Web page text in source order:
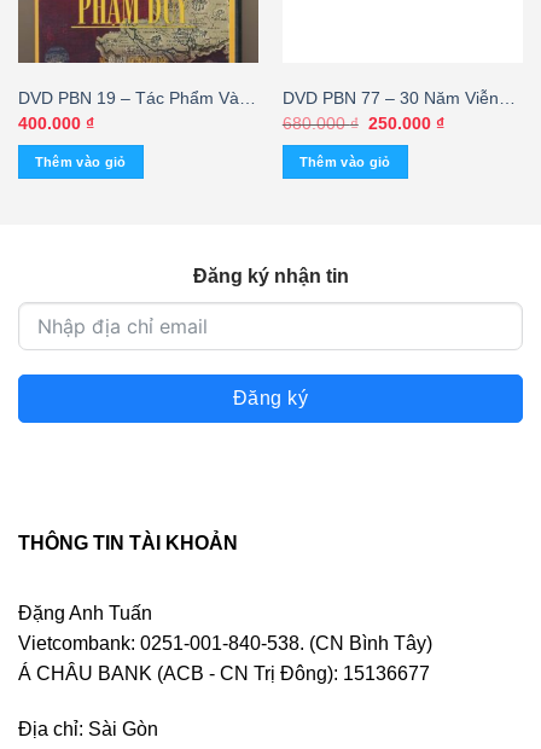
DVD PBN 19 – Tác Phẩm Và
Con Người Phạm Duy – cái
400.000 ₫
Thêm vào giỏ
DVD PBN 77 – 30 Năm Viễn
Xứ (KHÔNG BOX – USED)
680.000₫ Giá
là:
680.000 ₫.
250.000 ₫Giá
Thêm vào giỏ
Đăng ký nhận tin
Đăng ký
THÔNG TIN TÀI KHOẢN
Đặng Anh Tuấn
Vietcombank: 0251-001-840-538. (CN Bình Tây)
Á CHÂU BANK (ACB - CN Trị Đông): 15136677
Địa chỉ: Sài Gòn